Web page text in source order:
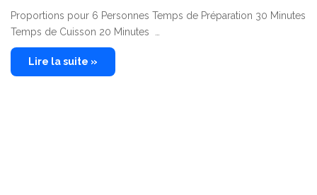
Proportions pour 6 Personnes Temps de Préparation 30 Minutes
Temps de Cuisson 20 Minutes …
Lire la suite »